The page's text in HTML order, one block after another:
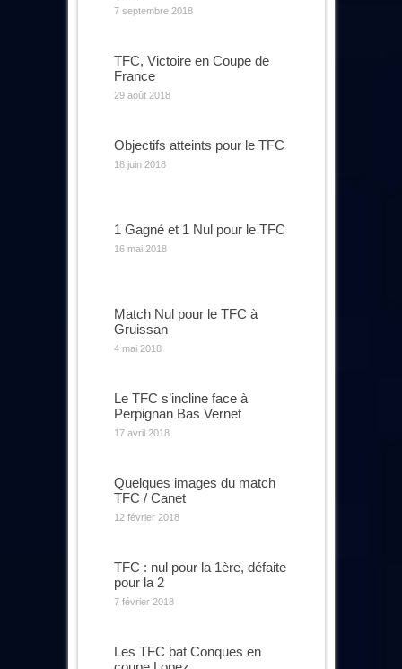
7 septembre 2018
TFC, Victoire en Coupe de
France
29 août 2018
Objectifs atteints pour le TFC
18 juin 2018
1 Gagné et 1 Nul pour le TFC
16 mai 2018
Match Nul pour le TFC à
Gruissan
4 mai 2018
Le TFC s’incline face à
Perpignan Bas Vernet
17 avril 2018
Quelques images du match
TFC / Canet
12 février 2018
TFC : nul pour la 1ère, défaite
pour la 2
7 février 2018
Les TFC bat Conques en